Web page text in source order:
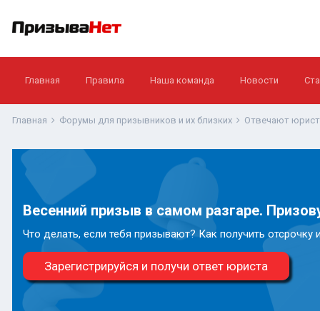
Главная Правила Наша команда Новости
Главная Форумы для призывников и их близких Отвечают
Весенний призыв в самом разгаре.
Что делать, если тебя призывают? Как получить отсрочку
Зарегистрируйся и получи ответ юриста